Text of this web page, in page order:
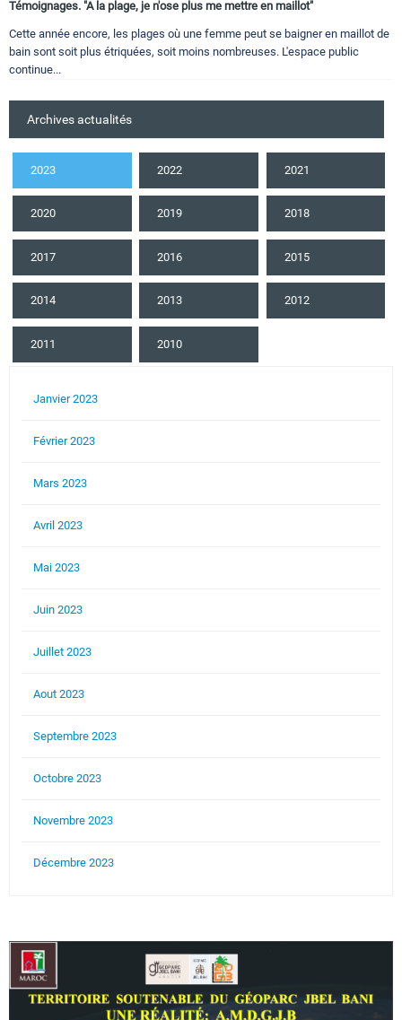
Témoignages. "A la plage, je n'ose plus me mettre en maillot"
Cette année encore, les plages où une femme peut se baigner en maillot de
bain sont soit plus étriquées, soit moins nombreuses. L'espace public
continue...
Archives actualités
2023 2022 2021
2020 2019 2018
2017 2016 2015
2014 2013 2012
2011 2010
Janvier 2023
Février 2023
Mars 2023
Avril 2023
Mai 2023
Juin 2023
Juillet 2023
Aout 2023
Septembre 2023
Octobre 2023
Novembre 2023
Décembre 2023